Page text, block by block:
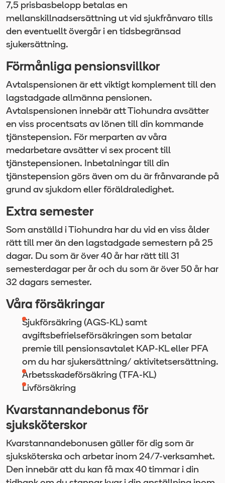
7,5 prisbasbelopp betalas en
mellanskillnadsersättning ut vid sjukfrånvaro tills
den eventuellt övergår i en tidsbegränsad
sjukersättning.
Förmånliga pensionsvillkor
Avtalspensionen är ett viktigt komplement till den
lagstadgade allmänna pensionen.
Avtalspensionen innebär att Tiohundra avsätter
en viss procentsats av lönen till din kommande
tjänstepension. För merparten av våra
medarbetare avsätter vi sex procent till
tjänstepensionen. Inbetalningar till din
tjänstepension görs även om du är frånvarande på
grund av sjukdom eller föräldraledighet.
Extra semester
Som anställd i Tiohundra har du vid en viss ålder
rätt till mer än den lagstadgade semestern på 25
dagar. Du som är över 40 år har rätt till 31
semesterdagar per år och du som är över 50 år har
32 dagars semester.
Våra försäkringar
Sjukförsäkring (AGS-KL) samt
avgiftsbefrielseförsäkringen som betalar
premie till pensionsavtalet KAP-KL eller PFA
om du har sjukersättning/ aktivitetsersättning.
Arbetsskadeförsäkring (TFA-KL)
Livförsäkring
Kvarstannandebonus för
sjuksköterskor
Kvarstannandebonusen gäller för dig som är
sjuksköterska och arbetar inom 24/7-verksamhet.
Den innebär att du kan få max 40 timmar i din